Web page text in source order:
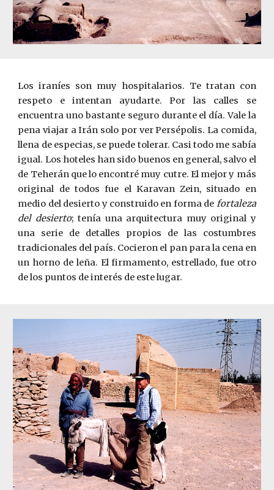
Los iraníes son muy hospitalarios. Te tratan con
respeto e intentan ayudarte. Por las calles se
encuentra uno bastante seguro durante el día. Vale la
pena viajar a Irán solo por ver Persépolis. La comida,
llena de especias, se puede tolerar. Casi todo me sabía
igual. Los hoteles han sido buenos en general, salvo el
de Teherán que lo encontré muy cutre. El mejor y más
original de todos fue el Karavan Zein, situado en
medio del desierto y construido en forma de fortaleza
del desierto; tenía una arquitectura muy original y
una serie de detalles propios de las costumbres
tradicionales del país. Cocieron el pan para la cena en
un horno de leña. El firmamento, estrellado, fue otro
de los puntos de interés de este lugar.